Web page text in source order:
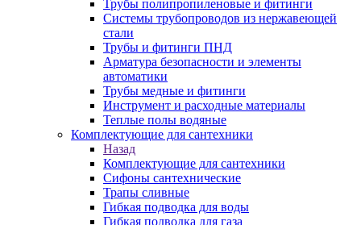
Трубы полипропиленовые и фитинги
Системы трубопроводов из нержавеющей
стали
Трубы и фитинги ПНД
Арматура безопасности и элементы
автоматики
Трубы медные и фитинги
Инструмент и расходные материалы
Теплые полы водяные
Комплектующие для сантехники
Назад
Комплектующие для сантехники
Сифоны сантехнические
Трапы сливные
Гибкая подводка для воды
Гибкая подводка для газа